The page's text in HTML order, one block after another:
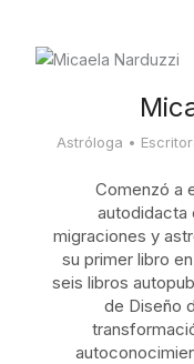
Astróloga •
Comenzó a
autodidacta
migraciones y
su primer libro
seis libros
de Diseño